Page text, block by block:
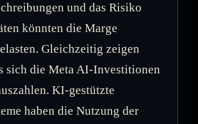
und das Risiko
könnten die Marge
Gleichzeitig zeigen
sich die Meta AI-Investitionen
KI-gestützte
haben die Nutzung der